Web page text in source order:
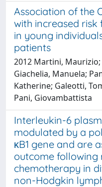
Association of the
with increased
in young
patients
2012 Martini,
Giachelia, Manuela;
Katherine; Galeotti,
Pani, Giovambattista
Interleukin-6
modulated by a
κB1 gene and are
outcome
chemotherapy in
non-Hodgkin